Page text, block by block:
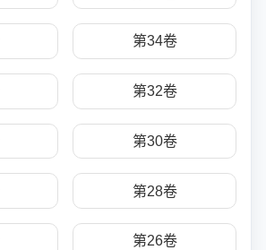
第34卷
第32卷
第30卷
第28卷
第26卷